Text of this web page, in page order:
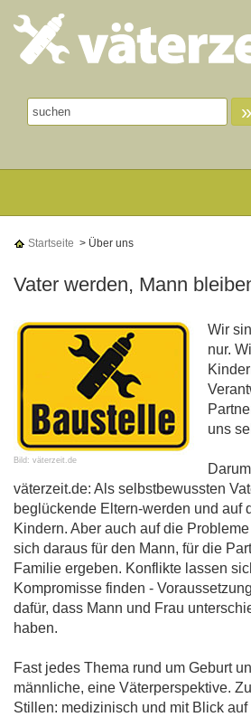
»
Startseite > Über uns
Vater werden, Mann
Bild: väterzeit.de
Wir
nur.
uns
väterzeit.de: Als selbstbewussten
beglückende Eltern-werden und auf
Kindern. Aber auch auf die
sich daraus für den Mann, für die
Familie ergeben. Konflikte lassen
Kompromisse finden -
dafür, dass Mann und Frau
haben.
Fast jedes Thema rund um Geburt
männliche, eine Väterperspektive.
Stillen: medizinisch und mit Blick